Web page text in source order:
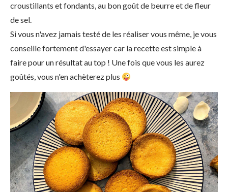
croustillants et fondants, au bon goût de beurre et de fleur
de sel.
Si vous n'avez jamais testé de les réaliser vous même, je vous
conseille fortement d'essayer car la recette est simple à
faire pour un résultat au top ! Une fois que vous les aurez
goûtés, vous n'en achèterez plus